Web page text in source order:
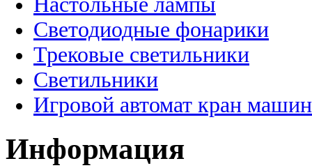
Светодиодные фонарики
Трековые светильники
Светильники
Игровой автомат кран
Информация